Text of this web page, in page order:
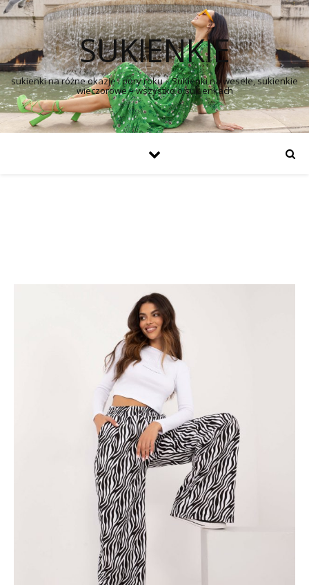
SUKIENKIE
sukienki na różne okazje i pory roku – Sukienki na wesele, sukienkie
wieczorowe – wszystko o sukienkach